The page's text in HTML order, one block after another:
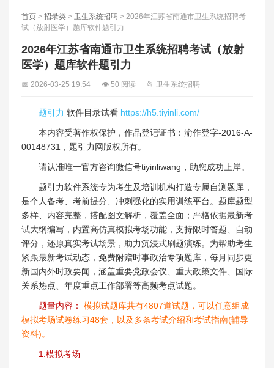
首页 > 招录类 > 卫生系统招聘 > 2026年江苏省南通市卫生系统招聘考
试（放射医学）题库软件题引力
2026年江苏省南通市卫生系统招聘考试（放射
医学）题库软件题引力
📅 2026-03-25 19:54 👁 50 阅读 📂 卫生系统招聘
题引力 软件目录试看 https://h5.tiyinli.com/
本内容受著作权保护，作品登记证书：渝作登字-2016-A-
00148731，题引力网版权所有。
请认准唯一官方咨询微信号tiyinliwang，助您成功上岸。
题引力软件系统专为考生及培训机构打造专属自测题库，
是个人备考、考前提分、冲刺强化的实用训练平台。题库题型
多样、内容完整，搭配图文解析，覆盖全面；严格依据最新考
试大纲编写，内置高仿真模拟考场功能，支持限时答题、自动
评分，还原真实考试场景，助力沉浸式刷题演练。为帮助考生
紧跟最新考试动态，免费附赠时事政治专项题库，每月同步更
新国内外时政要闻，涵盖重要党政会议、重大政策文件、国际
关系热点、年度重点工作部署等高频考点试题。
题量内容： 模拟试题库共有4807道试题，可以任意组成
模拟考场试卷练习48套，以及多条考试介绍和考试指南(辅导
资料)。
1.模拟考场